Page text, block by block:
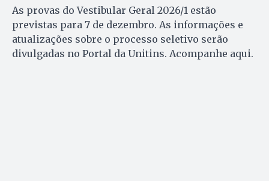
As provas do Vestibular Geral 2026/1 estão
previstas para 7 de dezembro. As informações e
atualizações sobre o processo seletivo serão
divulgadas no Portal da Unitins. Acompanhe aqui.